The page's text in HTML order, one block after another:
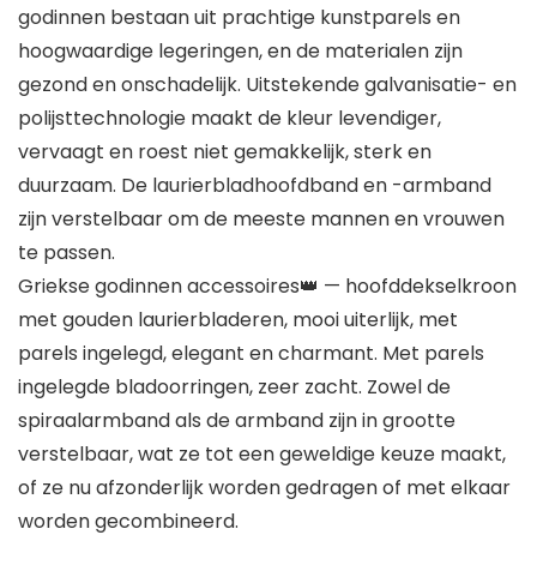
godinnen bestaan uit prachtige kunstparels en
hoogwaardige legeringen, en de materialen zijn
gezond en onschadelijk. Uitstekende galvanisatie- en
polijsttechnologie maakt de kleur levendiger,
vervaagt en roest niet gemakkelijk, sterk en
duurzaam. De laurierbladhoofdband en -armband
zijn verstelbaar om de meeste mannen en vrouwen
te passen.
Griekse godinnen accessoires👑 — hoofddekselkroon
met gouden laurierbladeren, mooi uiterlijk, met
parels ingelegd, elegant en charmant. Met parels
ingelegde bladoorringen, zeer zacht. Zowel de
spiraalarmband als de armband zijn in grootte
verstelbaar, wat ze tot een geweldige keuze maakt,
of ze nu afzonderlijk worden gedragen of met elkaar
worden gecombineerd.